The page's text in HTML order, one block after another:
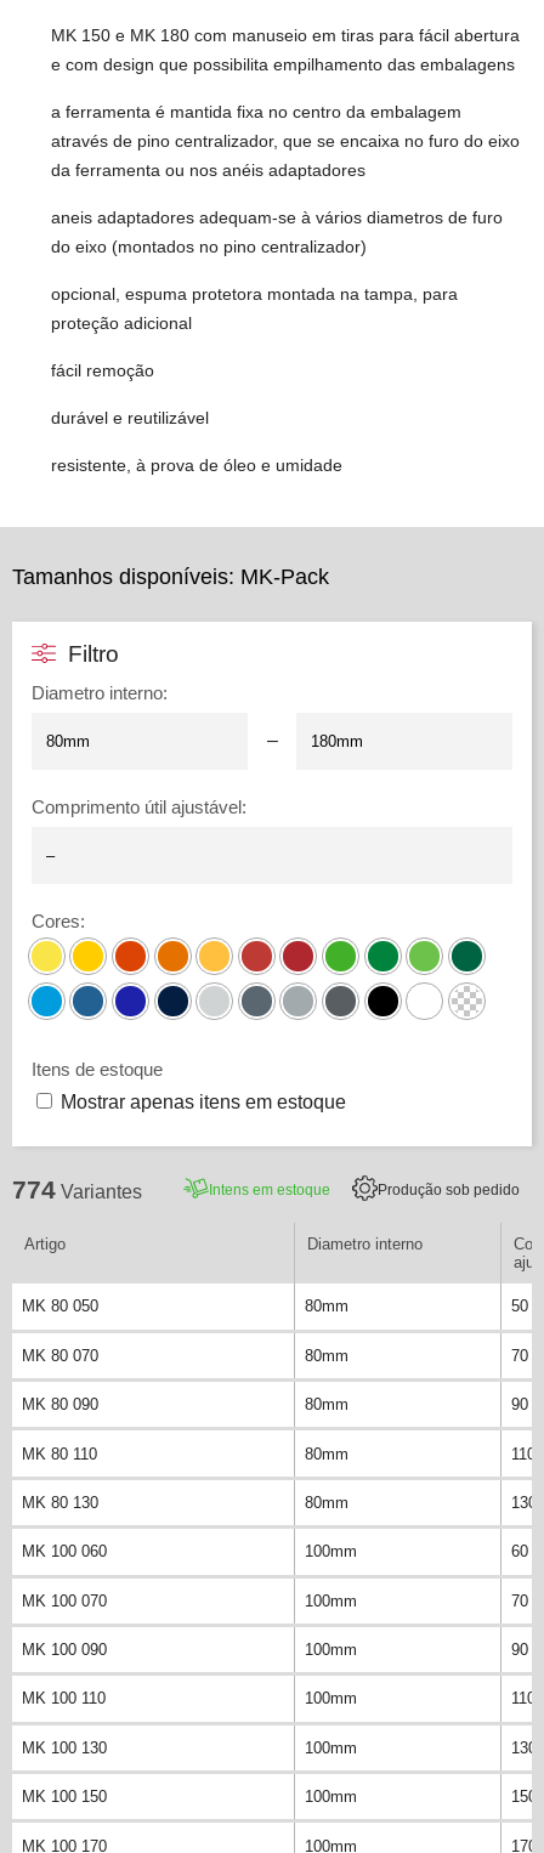
MK 150 e MK 180 com manuseio em tiras para fácil abertura
e com design que possibilita empilhamento das embalagens
a ferramenta é mantida fixa no centro da embalagem
através de pino centralizador, que se encaixa no furo do eixo
da ferramenta ou nos anéis adaptadores
aneis adaptadores adequam-se à vários diametros de furo
do eixo (montados no pino centralizador)
opcional, espuma protetora montada na tampa, para
proteção adicional
fácil remoção
durável e reutilizável
resistente, à prova de óleo e umidade
Tamanhos disponíveis: MK-Pack
Filtro
Diametro interno:
–
Comprimento útil ajustável:
Cores:
Itens de estoque
Mostrar apenas itens em estoque
774 Variantes Intens em estoque Produção sob pedido
Artigo Diametro interno
MK 80 050 80mm 50
MK 80 070 80mm 70
MK 80 090 80mm 90
MK 80 110 80mm 110
MK 80 130 80mm 130
MK 100 060 100mm 60
MK 100 070 100mm 70
MK 100 090 100mm 90
MK 100 110 100mm 110
MK 100 130 100mm 130
MK 100 150 100mm 150
MK 100 170 100mm 170